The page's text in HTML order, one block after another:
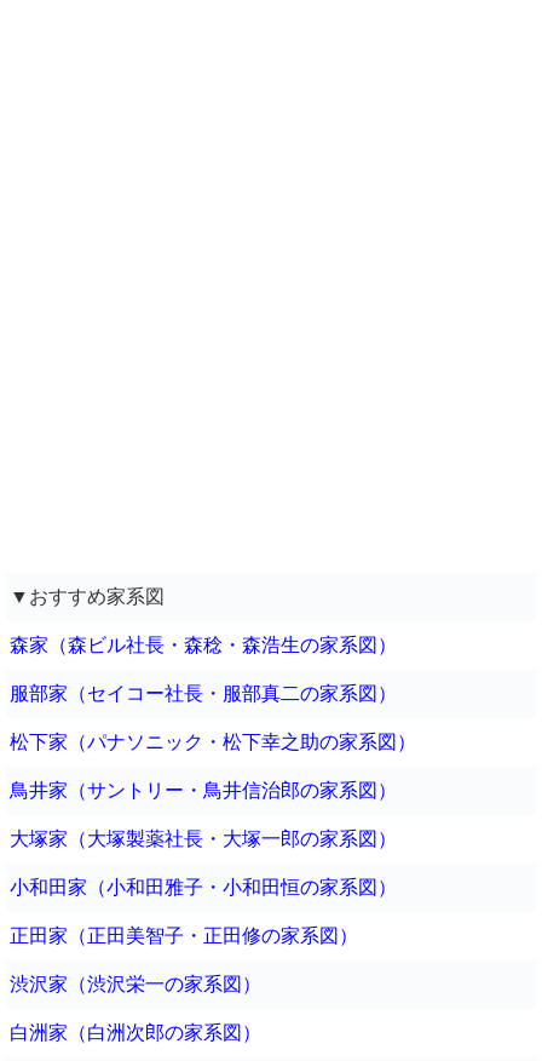
▼おすすめ家系図
森家（森ビル社長・森稔・森浩生の家系図）
服部家（セイコー社長・服部真二の家系図）
松下家（パナソニック・松下幸之助の家系図）
鳥井家（サントリー・鳥井信治郎の家系図）
大塚家（大塚製薬社長・大塚一郎の家系図）
小和田家（小和田雅子・小和田恒の家系図）
正田家（正田美智子・正田修の家系図）
渋沢家（渋沢栄一の家系図）
白洲家（白洲次郎の家系図）